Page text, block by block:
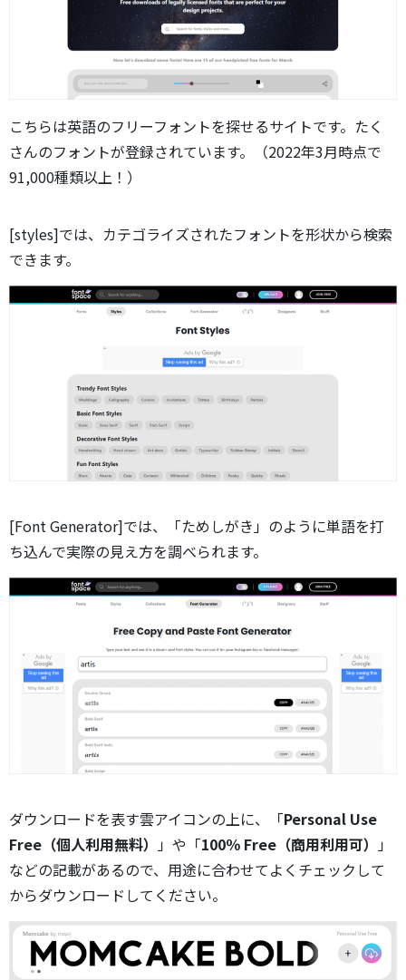
こちらは英語のフリーフォントを探せるサイトです。たく
さんのフォントが登録されています。（2022年3月時点で
91,000種類以上！）
[styles]では、カテゴライズされたフォントを形状から検索
できます。
[Font Generator]では、「ためしがき」のように単語を打
ち込んで実際の見え方を調べられます。
ダウンロードを表す雲アイコンの上に、「Personal Use
Free（個人利用無料）
」や「100％ Free（商用利用可）
」
などの記載があるので、用途に合わせてよくチェックして
からダウンロードしてください。